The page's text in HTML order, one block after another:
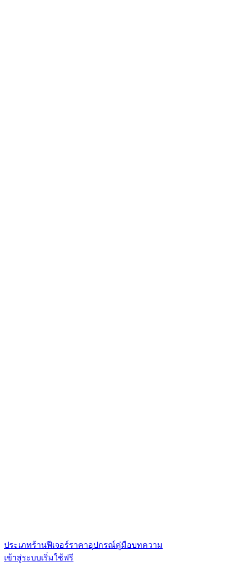
ประเภทร้านฟีเจอร์ราคาอุปกรณ์คู่มือบทความ
เข้าสู่ระบบเริ่มใช้ฟรี